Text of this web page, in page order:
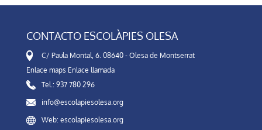
CONTACTO ESCOLÀPIES OLESA
C/ Paula Montal, 6. 08640 - Olesa de Montserrat
Enlace maps
Tel.: 937 780 296
Enlace llamada
info@escolapiesolesa.org
Web: escolapiesolesa.org